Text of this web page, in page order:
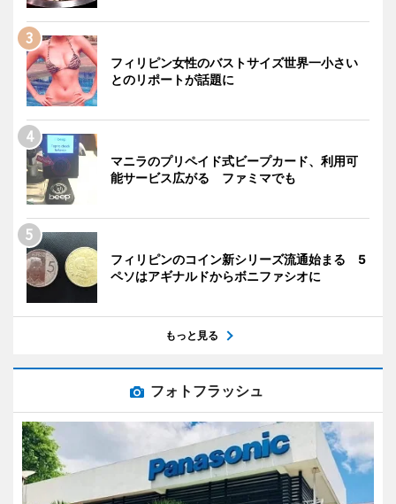
フィリピン女性のバストサイズ世界一小さい
とのリポートが話題に
マニラのプリペイド式ビープカード、利用可
能サービス広がる ファミマでも
フィリピンのコイン新シリーズ流通始まる 5
ペソはアギナルドからボニファシオに
もっと見る
フォトフラッシュ